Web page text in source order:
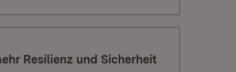
Resilienz und Sicherheit